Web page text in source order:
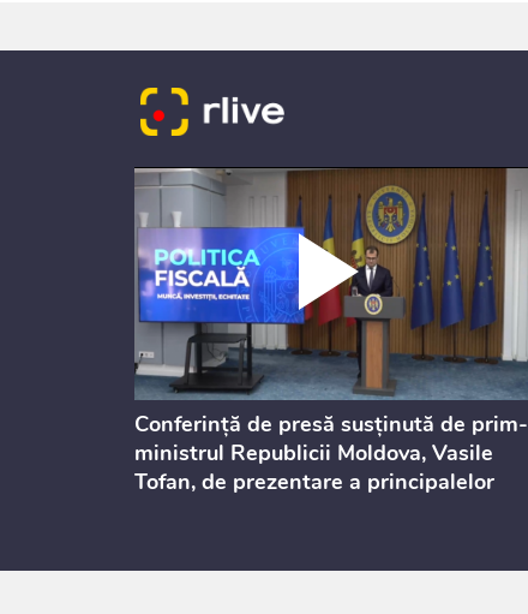
Conferință de presă susținută de prim-
ministrul Republicii Moldova, Vasile
Tofan, de prezentare a principalelor
consultărilor publice